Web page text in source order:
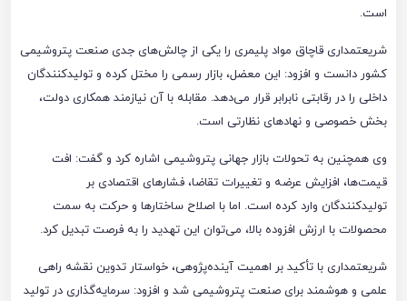
است.
شریعتمداری قاچاق مواد پلیمری را یکی از چالش‌های جدی صنعت پتروشیمی
کشور دانست و افزود: این معضل، بازار رسمی را مختل کرده و تولیدکنندگان
داخلی را در رقابتی نابرابر قرار می‌دهد. مقابله با آن نیازمند همکاری دولت،
بخش خصوصی و نهادهای نظارتی است.
وی همچنین به تحولات بازار جهانی پتروشیمی اشاره کرد و گفت: افت
قیمت‌ها، افزایش عرضه و تغییرات تقاضا، فشارهای اقتصادی بر
تولیدکنندگان وارد کرده است. اما با اصلاح ساختارها و حرکت به سمت
محصولات با ارزش افزوده بالا، می‌توان این تهدید را به فرصت تبدیل کرد.
شریعتمداری با تأکید بر اهمیت آینده‌پژوهی، خواستار تدوین نقشه راهی
علمی و هوشمند برای صنعت پتروشیمی شد و افزود: سرمایه‌گذاری در تولید